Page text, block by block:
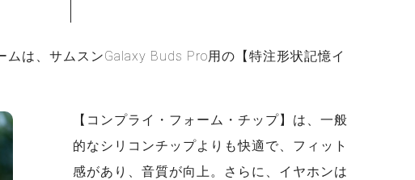
は、サムスンGalaxy Buds Pro用の【特注形状記憶イ
【コンプライ・フォーム・チップ】は、一般
的なシリコンチップよりも快適で、フィット
感があり、音質が向上。さらに、イヤホンは